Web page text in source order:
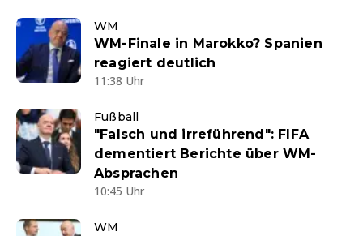
WM
WM-Finale in Marokko? Spanien
reagiert deutlich
11:38 Uhr
Fußball
"Falsch und irreführend": FIFA
dementiert Berichte über WM-
Absprachen
10:45 Uhr
WM